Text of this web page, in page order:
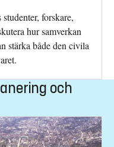
forskare,
hur samverkan
stärka både den civila
och